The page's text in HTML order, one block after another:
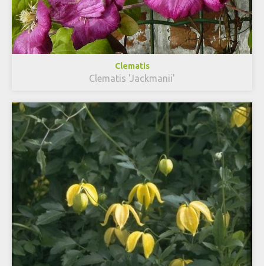
Clematis
Clematis 'Jackmanii'